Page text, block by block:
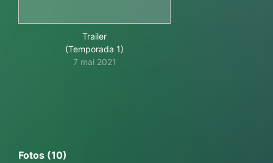
Trailer
(Temporada 1)
7 mai 2021
Fotos (10)